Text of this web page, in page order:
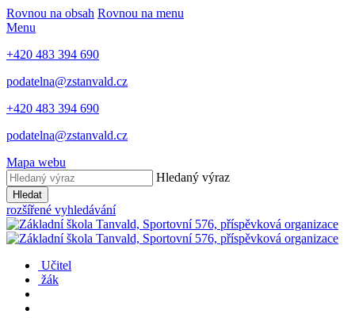
Rovnou na obsah Rovnou na menu
Menu
+420 483 394 690
podatelna@zstanvald.cz
+420 483 394 690
podatelna@zstanvald.cz
Mapa webu
Hledaný výraz
Hledat
rozšířené vyhledávání
Učitel
žák